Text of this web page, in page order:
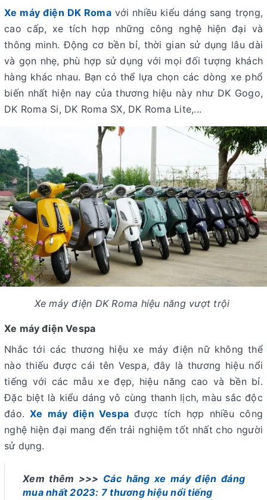
Xe máy điện DK Romavới nhiều kiểu dáng sang trọng,
cao cấp, xe tích hợp những công nghệ hiện đại và
thông minh. Động cơ bền bỉ, thời gian sử dụng lâu dài
và gọn nhẹ, phù hợp sử dụng với mọi đối tượng khách
hàng khác nhau. Bạn có thể lựa chọn các dòng xe phổ
biến nhất hiện nay của thương hiệu này như DK Gogo,
DK Roma Si, DK Roma SX, DK Roma Lite,...
Xe máy điện DK Roma hiệu năng vượt trội
Xe máy điện Vespa
Nhắc tới các thương hiệu xe máy điện nữ không thể
nào thiếu được cái tên Vespa, đây là thương hiệu nổi
tiếng với các mẫu xe đẹp, hiệu năng cao và bền bỉ.
Đặc biệt là kiểu dáng vô cùng thanh lịch, màu sắc độc
đáo.Xe máy điện Vespa được tích hợp nhiều công
nghệ hiện đại mang đến trải nghiệm tốt nhất cho người
sử dụng.
Xem thêm >>> Các hãng xe máy điện đáng
mua nhất 2023: 7 thương hiệu nổi tiếng